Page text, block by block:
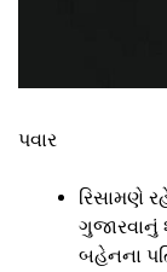
પવાર
રિસામણે
બહેનના